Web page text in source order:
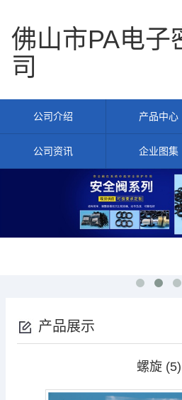
佛山市PA电子
司
公司介绍 产品中心
公司资讯 企业图集
产品展示
螺旋 (5)